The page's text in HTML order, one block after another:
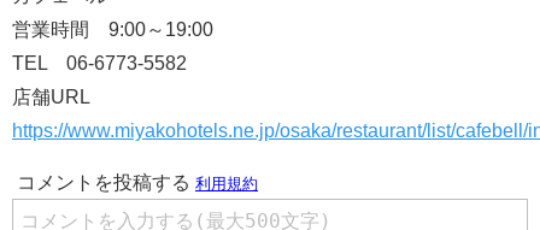
営業時間 9:00～19:00
TEL 06-6773-5582
店舗URL
https://www.miyakohotels.ne.jp/osaka/restaurant/list/cafebell/